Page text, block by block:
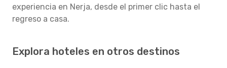
experiencia en Nerja, desde el primer clic hasta el
regreso a casa.
Explora hoteles en otros destinos